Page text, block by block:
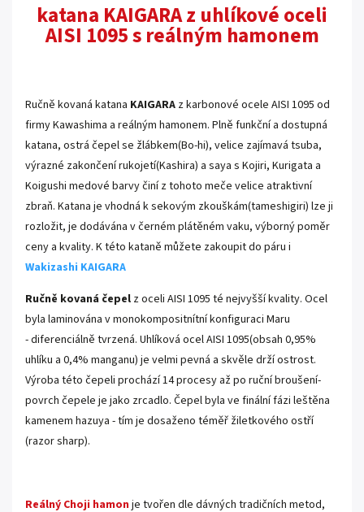
katana KAIGARA z uhlíkové oceli
AISI 1095 s reálným hamonem
Ručně kovaná katana KAIGARA z karbonové ocele AISI 1095 od
firmy Kawashima a reálným hamonem. Plně funkční a dostupná
katana, ostrá čepel se žlábkem(Bo-hi), velice zajímavá tsuba,
výrazné zakončení rukojetí(Kashira) a saya s Kojiri, Kurigata a
Koigushi medové barvy činí z tohoto meče velice atraktivní
zbraň. Katana je vhodná k sekovým zkouškám(tameshigiri) lze ji
rozložit, je dodávána v černém plátěném vaku, výborný poměr
ceny a kvality. K této kataně můžete zakoupit do páru i
Wakizashi KAIGARA
Ručně kovaná čepel z oceli AISI 1095 té nejvyšší kvality. Ocel
byla laminována vmonokompositnítníkonfiguraci Maru
- diferenciálně tvrzená. Uhlíková ocel AISI 1095(obsah 0,95%
uhlíku a 0,4% manganu) je velmi pevná a skvěle drží ostrost.
Výroba této čepeli prochází 14 procesy až po ruční broušení-
povrch čepele je jako zrcadlo. Čepel byla ve finální fázi leštěna
kamenem hazuya - tím je dosaženo téměř žiletkového ostří
(razor sharp).
Reálný Choji hamon je tvořen dle dávných tradičních metod,